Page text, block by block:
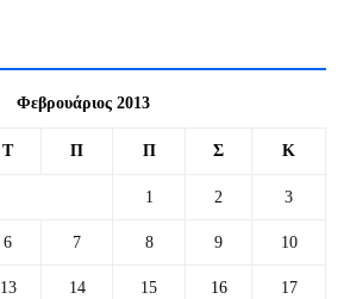
Φεβρουάριος 2013
Τ Π Π Σ Κ
1 2 3
6 7 8 9 10
13 14 15 16 17